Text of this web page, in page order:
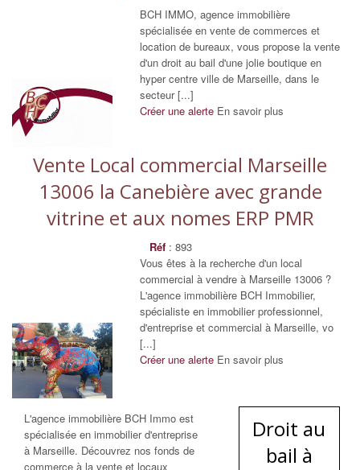
BCH IMMO, agence immobilière
spécialisée en vente de commerces et
location de bureaux, vous propose la vente
d'un droit au bail d'une jolie boutique en
hyper centre ville de Marseille, dans le
secteur [...]
Créer une alerte En savoir plus
Vente Local commercial Marseille
13006 la Canebière avec grande
vitrine et aux nomes ERP PMR
Réf : 893
Vous êtes à la recherche d'un local
commercial à vendre à Marseille 13006 ?
L'agence immobilière BCH Immobilier,
spécialiste en immobilier professionnel,
d'entreprise et commercial à Marseille, vo
[...]
Créer une alerte En savoir plus
L'agence immobilière BCH Immo est
spécialisée en immobilier d'entreprise
à Marseille. Découvrez nos fonds de
commerce à la vente et locaux
Droit au
bail à